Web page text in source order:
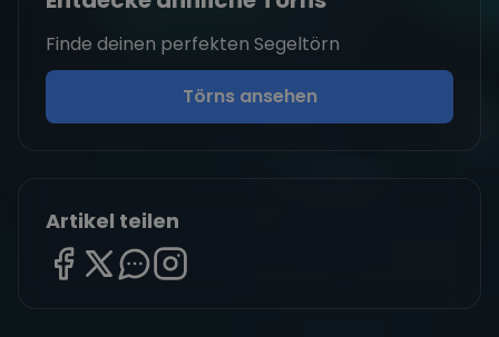
Finde deinen perfekten Segeltörn
Törns ansehen
Artikel teilen